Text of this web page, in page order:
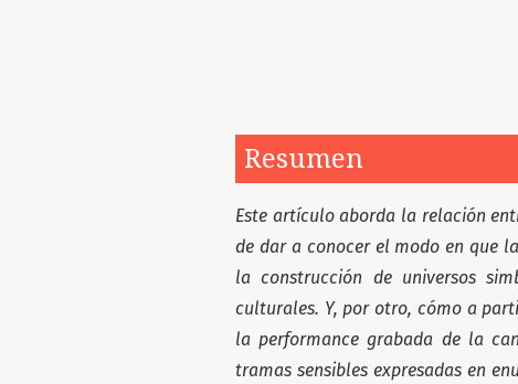
Resumen
Este artículo aborda la relación
de dar a conocer el modo en que
la construcción de universos
culturales. Y, por otro, cómo a
la performance grabada de la
tramas sensibles expresadas en